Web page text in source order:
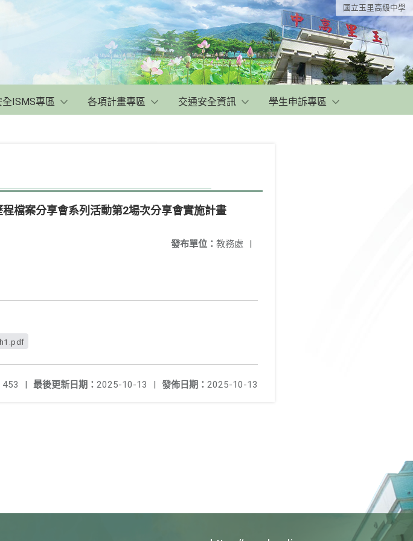
國立玉里高級中學
ISMS專區 各項計畫專區 交通安全資訊 學生申訴專區
檔案分享會系列活動第2場次分享會實施計畫
發布單位： 教務處 |
發佈日期： 2025-10-13
最後更新日期： 2025-10-13 |
453 |